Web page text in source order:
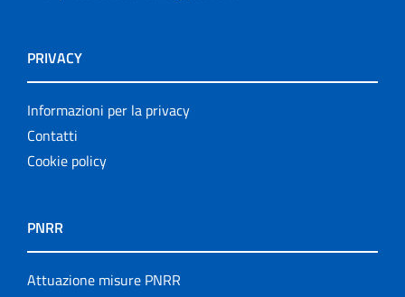
PRIVACY
Informazioni per la privacy
Contatti
Cookie policy
PNRR
Attuazione misure PNRR